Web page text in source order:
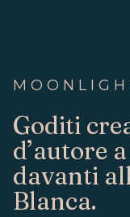
Goditi
d’autore
davanti
Blanca.